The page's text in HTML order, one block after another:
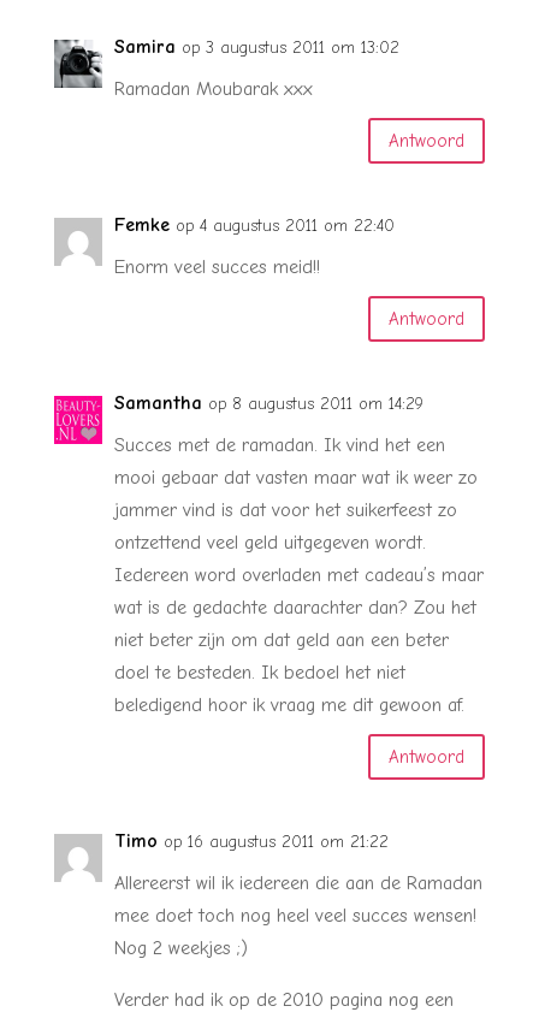
Samira op 3 augustus 2011 om 13:02
Ramadan Moubarak xxx
Antwoord
Femke op 4 augustus 2011 om 22:40
Enorm veel succes meid!!
Antwoord
Samantha op 8 augustus 2011 om 14:29
Succes met de ramadan. Ik vind het een
mooi gebaar dat vasten maar wat ik weer zo
jammer vind is dat voor het suikerfeest zo
ontzettend veel geld uitgegeven wordt.
Iedereen word overladen met cadeau’s maar
wat is de gedachte daarachter dan? Zou het
niet beter zijn om dat geld aan een beter
doel te besteden. Ik bedoel het niet
beledigend hoor ik vraag me dit gewoon af.
Antwoord
Timo op 16 augustus 2011 om 21:22
Allereerst wil ik iedereen die aan de Ramadan
mee doet toch nog heel veel succes wensen!
Nog 2 weekjes ;)
Verder had ik op de 2010 pagina nog een